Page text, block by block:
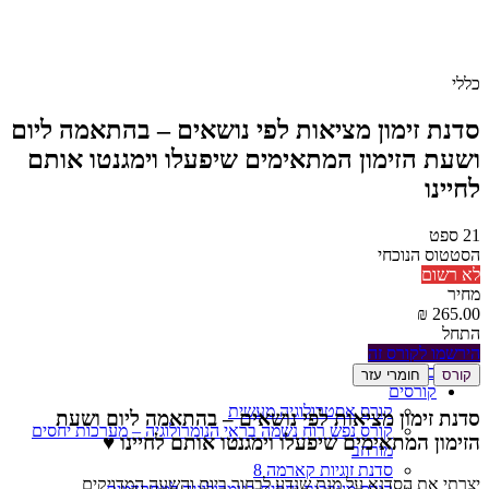
בית
קורסים
קורס אסטרולוגיה מעשית
קורס נפש רוח נשמה בראי הנומרולוגיה – מערכות יחסים
מורחב
סדנת זוגיות קארמה 8
כללי
סדנת זימון מציאות לפי נושאים – בהתאמה ליום
ושעת הזימון המתאימים שיפעלו וימגנטו אותם
לחיינו
21 ספט
הסטטוס הנוכחי
לא רשום
מחיר
התחל
הירשמו לקורס זה
קורס חומרי עזר
סדנת זימון מציאות לפי נושאים – בהתאמה ליום ושעת
הזימון המתאימים שיפעלו וימגנטו אותם לחיינו ♥
יצרתי את הסדנא על מנת שנדע לבחור ביום והשעה המדויקים